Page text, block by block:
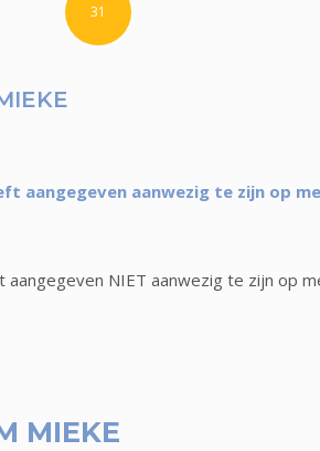
31
aangegeven aanwezig te zijn op
aangegeven NIET aanwezig te zijn op
MIEKE